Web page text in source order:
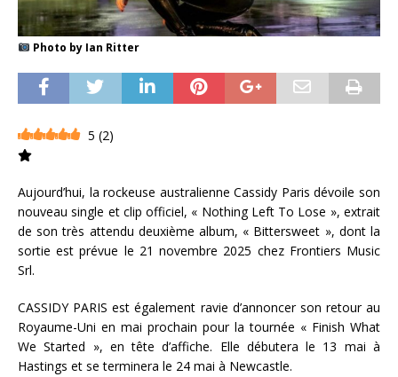
​ Photo by Ian Ritter
5 (2)
Aujourd’hui, la rockeuse australienne Cassidy Paris dévoile son
nouveau single et clip officiel, « Nothing Left To Lose », extrait
de son très attendu deuxième album, « Bittersweet », dont la
sortie est prévue le 21 novembre 2025 chez Frontiers Music
Srl.
CASSIDY PARIS est également ravie d’annoncer son retour au
Royaume-Uni en mai prochain pour la tournée « Finish What
We Started », en tête d’affiche. Elle débutera le 13 mai à
Hastings et se terminera le 24 mai à Newcastle.